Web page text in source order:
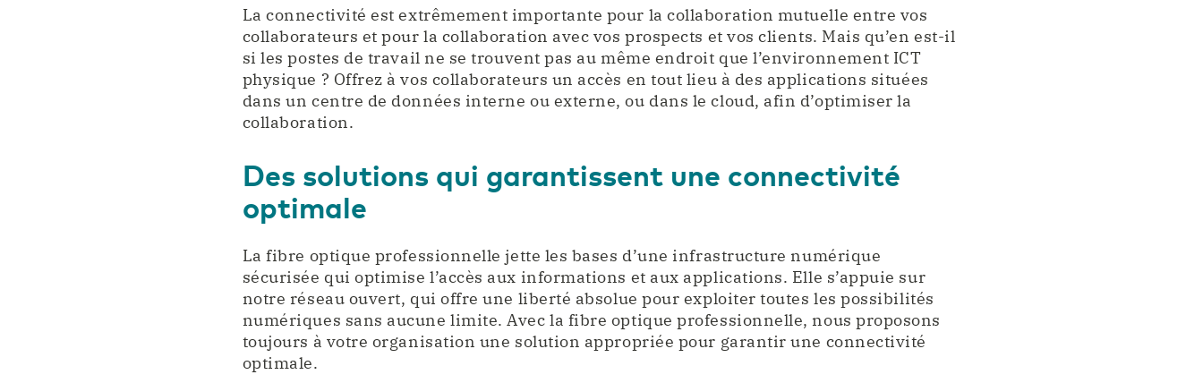
La connectivité est extrêmement importante pour la collaboration mutuelle entre vos
collaborateurs et pour la collaboration avec vos prospects et vos clients. Mais qu’en est-il
si les postes de travail ne se trouvent pas au même endroit que l’environnement ICT
physique ? Offrez à vos collaborateurs un accès en tout lieu à des applications situées
dans un centre de données interne ou externe, ou dans le cloud, afin d’optimiser la
collaboration.
Des solutions qui garantissent une connectivité
optimale
La fibre optique professionnelle jette les bases d’une infrastructure numérique
sécurisée qui optimise l’accès aux informations et aux applications. Elle s’appuie sur
notre réseau ouvert, qui offre une liberté absolue pour exploiter toutes les possibilités
numériques sans aucune limite. Avec la fibre optique professionnelle, nous proposons
toujours à votre organisation une solution appropriée pour garantir une connectivité
optimale.